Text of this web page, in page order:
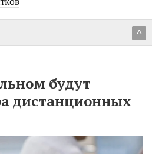
^
будут
дистанционных